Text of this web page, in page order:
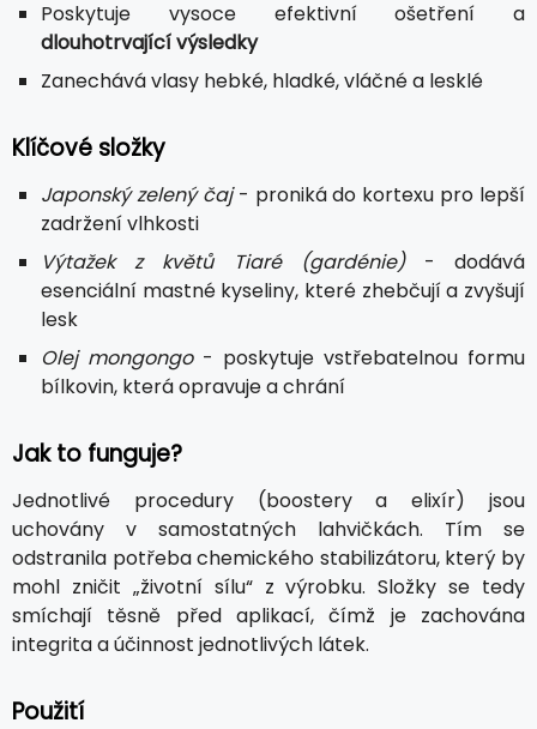
Poskytuje vysoce efektivní ošetření a
dlouhotrvající výsledky
Zanechává vlasy hebké, hladké, vláčné a lesklé
Klíčové složky
Japonský zelený čaj- proniká do kortexu pro lepší
zadržení vlhkosti
Výtažek z květů Tiaré (gardénie)- dodává
esenciální mastné kyseliny, které zhebčují a zvyšují
lesk
Olej mongongo- poskytuje vstřebatelnou formu
bílkovin, která opravuje a chrání
Jak to funguje?
Jednotlivé procedury (boostery a elixír) jsou
uchovány v samostatných lahvičkách. Tím se
odstranila potřeba chemického stabilizátoru, který by
mohl zničit „životní sílu“ z výrobku. Složky se tedy
smíchají těsně před aplikací, čímž je zachována
integrita a účinnost jednotlivých látek.
Použití